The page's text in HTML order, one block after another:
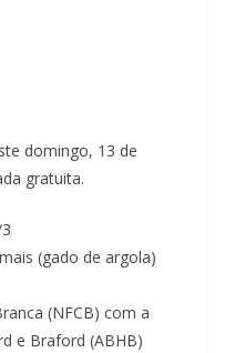
domingo, 13 de
gratuita.
(gado de argola)
(NFCB) com a
e Braford (ABHB)